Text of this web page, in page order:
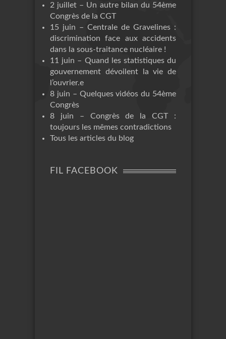
2 juillet – Un autre bilan du 54ème
Congrès de la CGT
15 juin – Centrale de Gravelines :
discrimination face aux accidents
dans la sous-traitance nucléaire !
11 juin – Quand les statistiques du
gouvernement dévoilent la vie de
l’ouvrier.e
8 juin – Quelques vidéos du 54ème
Congrès
8 juin – Congrès de la CGT :
toujours les mêmes contradictions
Tous les articles du blog
FIL FACEBOOK